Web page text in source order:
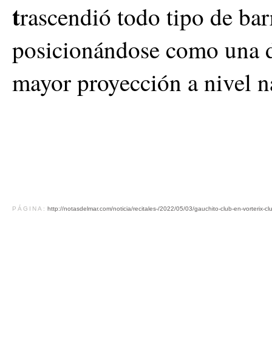
trascendió todo tipo de
posicionándose como una
mayor proyección a nivel
PÁGINA: http://notasdelmar.com/noticia/recitales-/2022/05/03/gauchito-club-en-vorterix-